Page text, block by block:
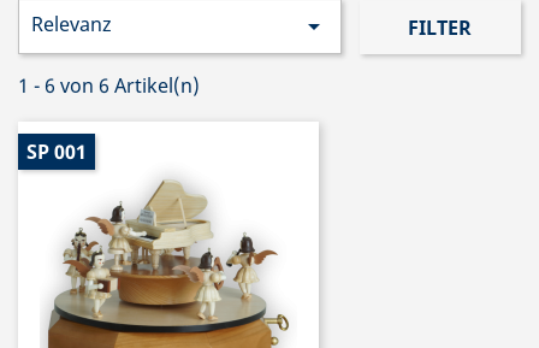
Relevanz  FILTER
1 - 6 von 6 Artikel(n)
SP 001